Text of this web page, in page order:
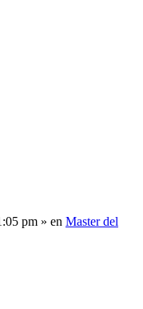
pm » en Master del